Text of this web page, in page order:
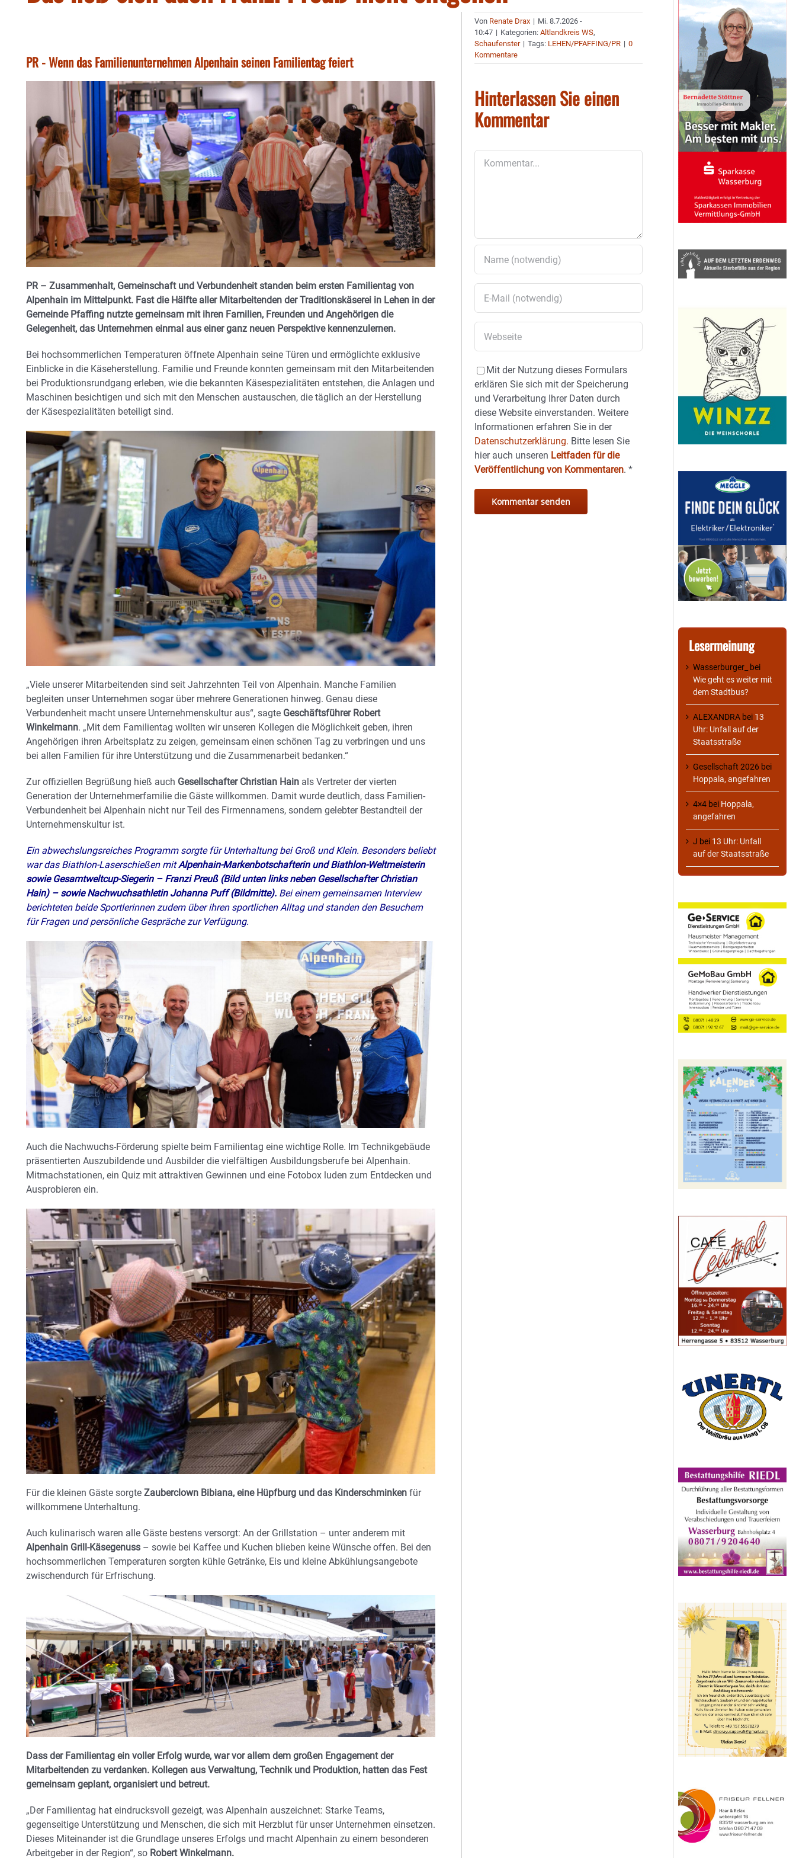
PR - Wenn das Familienunternehmen Alpenhain seinen Familientag feiert
PR – Zusammenhalt, Gemeinschaft und Verbundenheit standen beim ersten Familientag von
Alpenhain im Mittelpunkt. Fast die Hälfte aller Mitarbeitenden der Traditionskäserei in Lehen in der
Gemeinde Pfaffing nutzte gemeinsam mit ihren Familien, Freunden und Angehörigen die
Gelegenheit, das Unternehmen einmal aus einer ganz neuen Perspektive kennenzulernen.
Bei hochsommerlichen Temperaturen öffnete Alpenhain seine Türen und ermöglichte exklusive
Einblicke in die Käseherstellung. Familie und Freunde konnten gemeinsam mit den Mitarbeitenden
bei Produktionsrundgang erleben, wie die bekannten Käsespezialitäten entstehen, die Anlagen und
Maschinen besichtigen und sich mit den Menschen austauschen, die täglich an der Herstellung
der Käsespezialitäten beteiligt sind.
„Viele unserer Mitarbeitenden sind seit Jahrzehnten Teil von Alpenhain. Manche Familien
begleiten unser Unternehmen sogar über mehrere Generationen hinweg. Genau diese
Verbundenheit macht unsere Unternehmenskultur aus“, sagte Geschäftsführer Robert
Winkelmann. „Mit dem Familientag wollten wir unseren Kollegen die Möglichkeit geben, ihren
Angehörigen ihren Arbeitsplatz zu zeigen, gemeinsam einen schönen Tag zu verbringen und uns
bei allen Familien für ihre Unterstützung und die Zusammenarbeit bedanken.“
Zur offiziellen Begrüßung hieß auch Gesellschafter Christian Hain als Vertreter der vierten
Generation der Unternehmerfamilie die Gäste willkommen. Damit wurde deutlich, dass Familien-
Verbundenheit bei Alpenhain nicht nur Teil des Firmennamens, sondern gelebter Bestandteil der
Unternehmenskultur ist.
Ein abwechslungsreiches Programm sorgte für Unterhaltung bei Groß und Klein. Besonders beliebt
war das Biathlon-Laserschießen mitAlpenhain-Markenbotschafterin und Biathlon-Weltmeisterin
sowie Gesamtweltcup-Siegerin – Franzi Preuß (Bild unten links neben Gesellschafter Christian
Hain) – sowie Nachwuchsathletin Johanna Puff (Bildmitte). Bei einem gemeinsamen Interview
berichteten beide Sportlerinnen zudem über ihren sportlichen Alltag und standen den Besuchern
für Fragen und persönliche Gespräche zur Verfügung.
Auch die Nachwuchs-Förderung spielte beim Familientag eine wichtige Rolle. Im Technikgebäude
präsentierten Auszubildende und Ausbilder die vielfältigen Ausbildungsberufe bei Alpenhain.
Mitmachstationen, ein Quiz mit attraktiven Gewinnen und eine Fotobox luden zum Entdecken und
Ausprobieren ein.
Für die kleinen Gäste sorgte Zauberclown Bibiana, eine Hüpfburg und das Kinderschminken für
willkommene Unterhaltung.
Auch kulinarisch waren alle Gäste bestens versorgt: An der Grillstation – unter anderem mit
Alpenhain Grill-Käsegenuss – sowie bei Kaffee und Kuchen blieben keine Wünsche offen. Bei den
hochsommerlichen Temperaturen sorgten kühle Getränke, Eis und kleine Abkühlungsangebote
zwischendurch für Erfrischung.
Dass der Familientag ein voller Erfolg wurde, war vor allem dem großen Engagement der
Mitarbeitenden zu verdanken. Kollegen aus Verwaltung, Technik und Produktion, hatten das Fest
gemeinsam geplant, organisiert und betreut.
„Der Familientag hat eindrucksvoll gezeigt, was Alpenhain auszeichnet: Starke Teams,
gegenseitige Unterstützung und Menschen, die sich mit Herzblut für unser Unternehmen einsetzen.
Dieses Miteinander ist die Grundlage unseres Erfolgs und macht Alpenhain zu einem besonderen
Arbeitgeber in der Region“, so Robert Winkelmann.
Von Renate Drax | Mi. 8.7.2026 -
10:47 | Kategorien:Altlandkreis WS,
Schaufenster | Tags: LEHEN/PFAFFING/PR | 0
Kommentare
Hinterlassen Sie einen
Kommentar
Mit der Nutzung dieses Formulars
erklären Sie sich mit der Speicherung
und Verarbeitung Ihrer Daten durch
diese Website einverstanden. Weitere
Informationen erfahren Sie in der
Datenschutzerklärung. Bitte lesen Sie
hier auch unseren Leitfaden für die
Veröffentlichung von Kommentaren.*
Lesermeinung
Wasserburger_
bei
Wie geht es weiter mit
dem Stadtbus?
ALEXANDRA bei 13
Uhr: Unfall auf der
Staatsstraße
Gesellschaft 2026 bei
Hoppala, angefahren
4×4 bei Hoppala,
angefahren
J bei 13 Uhr: Unfall
auf der Staatsstraße